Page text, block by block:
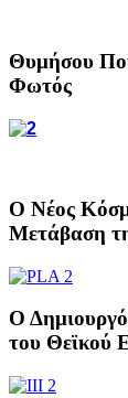
Θυμήσου
Φωτός
Ο Νέος
Μετάβαση
Ο
του Θεϊκού